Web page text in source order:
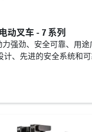
动叉车 - 7 系列
力强劲、安全可靠、用途
计、先进的安全系统和